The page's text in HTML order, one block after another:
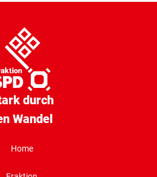
durch
Wandel
Home